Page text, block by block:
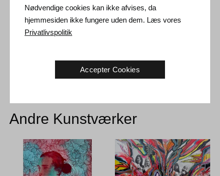
Forsendelse: Salgsprisen er inklusiv levering. Læs
handelsbetingelser
Håndtering: Sendes sikkert og forsikret. Mere information
Returret: 14 dage efter modtagelse. Læsforsendelse og retur
Andre Kunstværker
Nødvendige cookies kan ikke afvises, da
hjemmesiden ikke fungere uden dem. Læs vores
Privatlivspolitik
Accepter Cookies